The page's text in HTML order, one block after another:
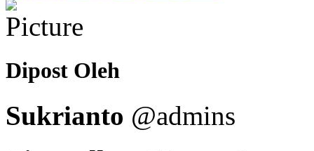
Dipost Oleh
Sukrianto @admins